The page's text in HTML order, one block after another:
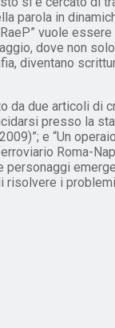
parola in
vuole
dove non
diventano
da due articoli di
presso la
e “Un
Roma-
personaggi
risolvere i